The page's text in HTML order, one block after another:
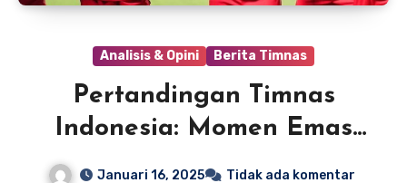
Analisis & Opini Berita Timnas
Pertandingan Timnas
Indonesia: Momen Emas
Sepak Bola Nusantara
Januari 16, 2025 Tidak ada komentar